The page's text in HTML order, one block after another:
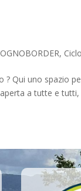
,
? Qui uno spazio
a tutte e